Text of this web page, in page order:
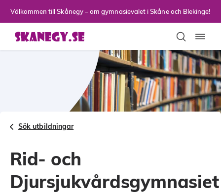
Välkommen till Skånegy – om gymnasievalet i Skåne och Blekinge!
Sök utbildningar
Rid- och
Djursjukvårdsgymnasiet